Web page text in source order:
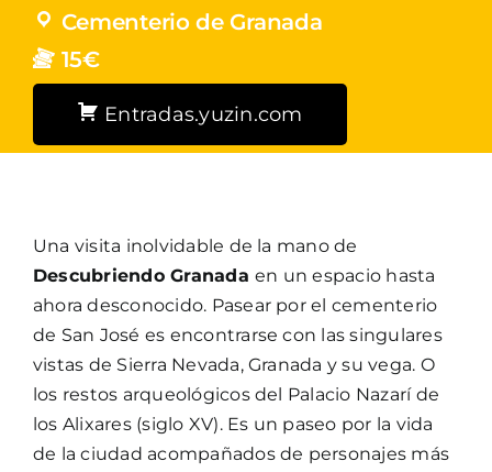
Cementerio de Granada
15€
Entradas.yuzin.com
Una visita inolvidable de la mano de
Descubriendo Granadaen un espacio hasta
ahora desconocido. Pasear por el cementerio
de San José es encontrarse con las singulares
vistas de Sierra Nevada, Granada y su vega. O
los restos arqueológicos del Palacio Nazarí de
los Alixares (siglo XV). Es un paseo por la vida
de la ciudad acompañados de personajes más